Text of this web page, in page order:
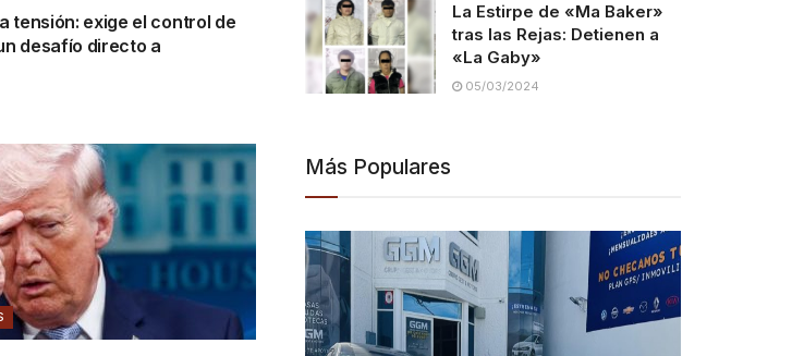
tensión: exige el control de
desafío directo a
La Estirpe de «Ma Baker»
tras las Rejas: Detienen a
«La Gaby»
05/03/2024
Más Populares